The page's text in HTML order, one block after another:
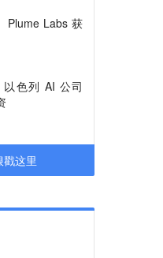
Plume Labs 获
色列 AI 公司
这里